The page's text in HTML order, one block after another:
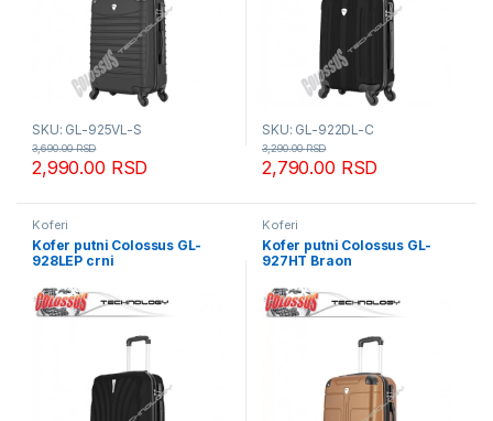
SKU: GL-925VL-S
2,990.00 RSD
3,690.00RSD
SKU: GL-922DL-C
2,790.00 RSD
3,290.00RSD
Koferi
Kofer putni Colossus GL-
928LEP crni
Koferi
Kofer putni Colossus GL-
927HT Braon